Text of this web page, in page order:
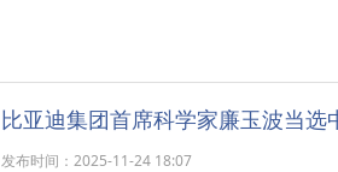
比亚迪集团首席科学家廉玉波当选
发布时间：2025-11-24 18:07